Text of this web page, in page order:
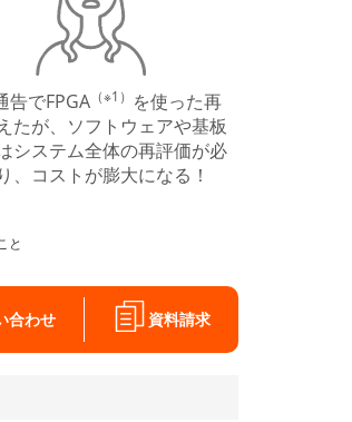
告でFPGA （※1） を使った再
たが、ソフトウェアや基板
システム全体の再評価が必
、コストが膨大になる！
と
合わせ 資料請求